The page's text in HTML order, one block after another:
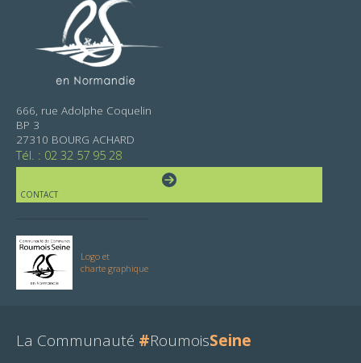
666, rue Adolphe Coquelin
BP 3
27310 BOURG ACHARD
Tél. : 02 32 57 95 28
CONTACT
Logo et
charte graphique
La Communauté #RoumoisSeine